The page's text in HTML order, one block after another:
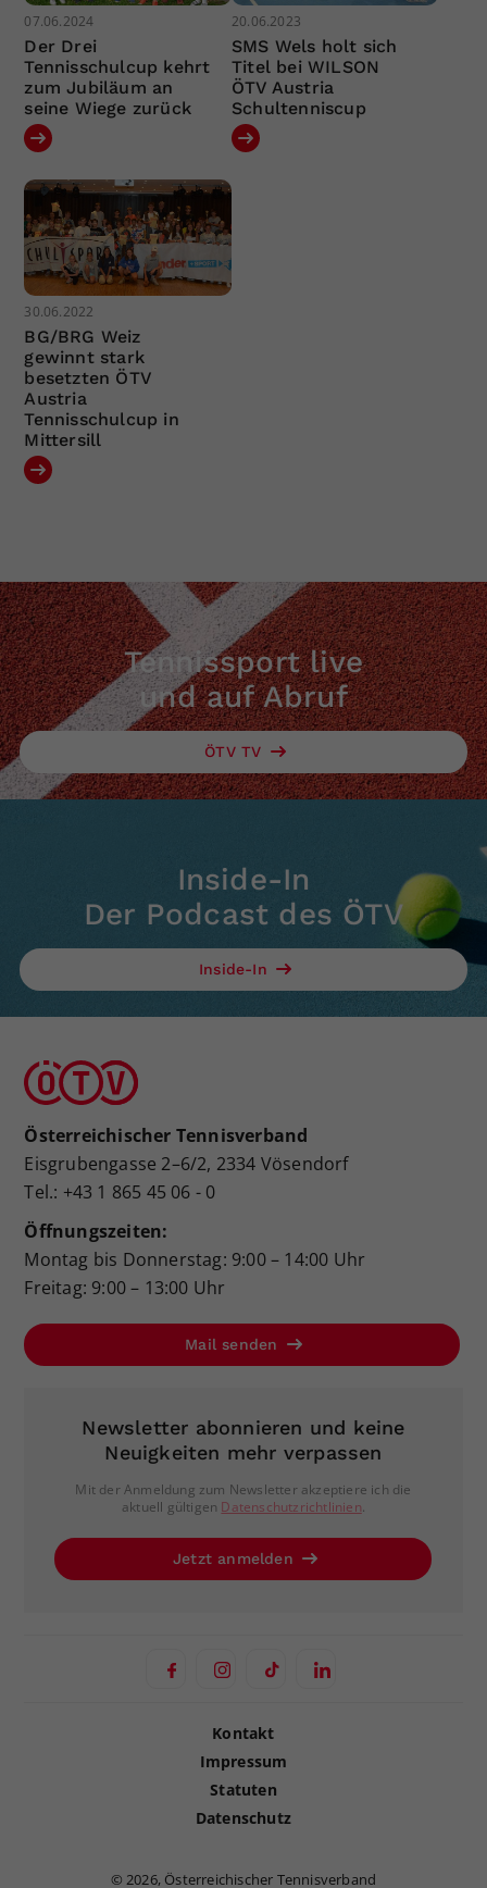
07.06.2024
Der Drei
Tennisschulcup kehrt
zum Jubiläum an
seine Wiege zurück
20.06.2023
SMS Wels holt sich
Titel bei WILSON
ÖTV Austria
Schultenniscup
30.06.2022
BG/BRG Weiz
gewinnt stark
besetzten ÖTV
Austria
Tennisschulcup in
Mittersill
Tennissport live
und auf Abruf
ÖTV TV
Inside-In
Der Podcast des ÖTV
Inside-In
Österreichischer Tennisverband
Eisgrubengasse 2–6/2, 2334 Vösendorf
Tel.: +43 1 865 45 06 - 0
Öffnungszeiten:
Montag bis Donnerstag: 9:00 – 14:00 Uhr
Freitag: 9:00 – 13:00 Uhr
Mail senden
Newsletter abonnieren und keine
Neuigkeiten mehr verpassen
Mit der Anmeldung zum Newsletter akzeptiere ich die
aktuell gültigen Datenschutzrichtlinien.
Jetzt anmelden
Kontakt
Impressum
Statuten
Datenschutz
©2026, Österreichischer Tennisverband